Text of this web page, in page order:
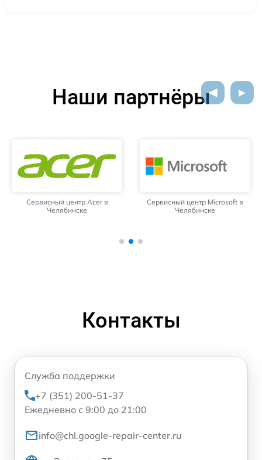
Наши партнёры
Сервисный центр Acer в
Челябинске
Сервисный центр Microsoft в
Челябинске
Контакты
Служба поддержки
+7 (351) 200-51-37
Ежедневно с 9:00 до 21:00
info@chl.google-repair-center.ru